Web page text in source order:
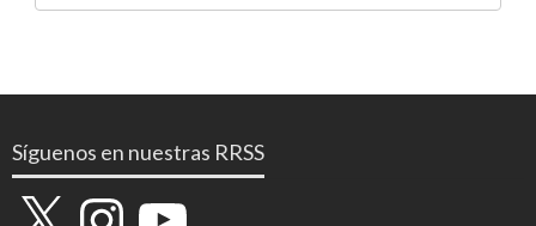
Síguenos en nuestras RRSS
X InstagramYouTube